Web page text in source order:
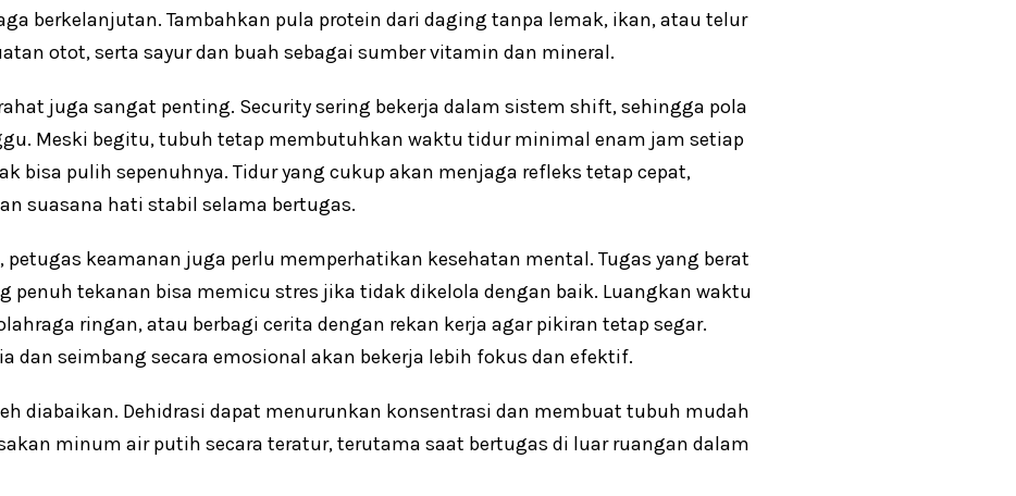
berkelanjutan. Tambahkan pula protein dari daging tanpa lemak, ikan, atau telur
otot, serta sayur dan buah sebagai sumber vitamin dan mineral.
juga sangat penting. Security sering bekerja dalam sistem shift, sehingga pola
Meski begitu, tubuh tetap membutuhkan waktu tidur minimal enam jam setiap
bisa pulih sepenuhnya. Tidur yang cukup akan menjaga refleks tetap cepat,
suasana hati stabil selama bertugas.
keamanan juga perlu memperhatikan kesehatan mental. Tugas yang berat
penuh tekanan bisa memicu stres jika tidak dikelola dengan baik. Luangkan waktu
ringan, atau berbagi cerita dengan rekan kerja agar pikiran tetap segar.
dan seimbang secara emosional akan bekerja lebih fokus dan efektif.
diabaikan. Dehidrasi dapat menurunkan konsentrasi dan membuat tubuh mudah
minum air putih secara teratur, terutama saat bertugas di luar ruangan dalam